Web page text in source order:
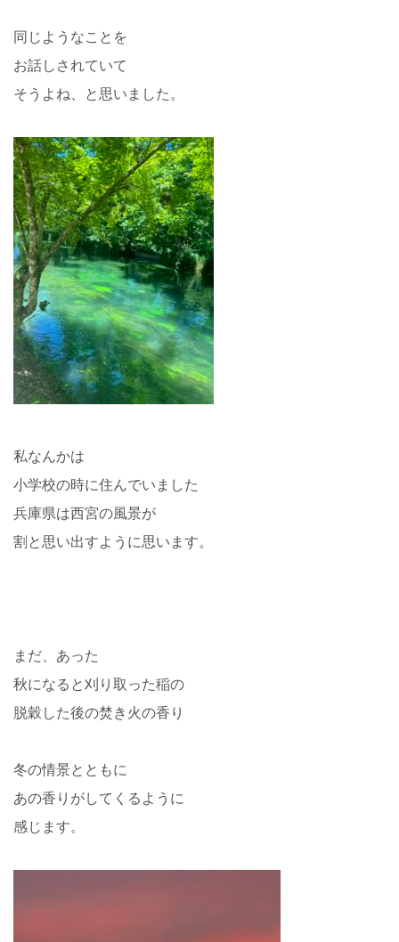
同じようなことを
お話しされていて
そうよね、と思いました。
私なんかは
小学校の時に住んでいました
兵庫県は西宮の風景が
割と思い出すように思います。
まだ、あった
秋になると刈り取った稲の
脱穀した後の焚き火の香り
冬の情景とともに
あの香りがしてくるように
感じます。